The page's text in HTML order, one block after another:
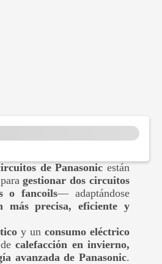
de Panasonicestán
gestionar dos circuitos
o fancoils— adaptándose
más precisa, eficiente y
y un consumo eléctrico
decalefacción en invierno,
avanzada de Panasonic.